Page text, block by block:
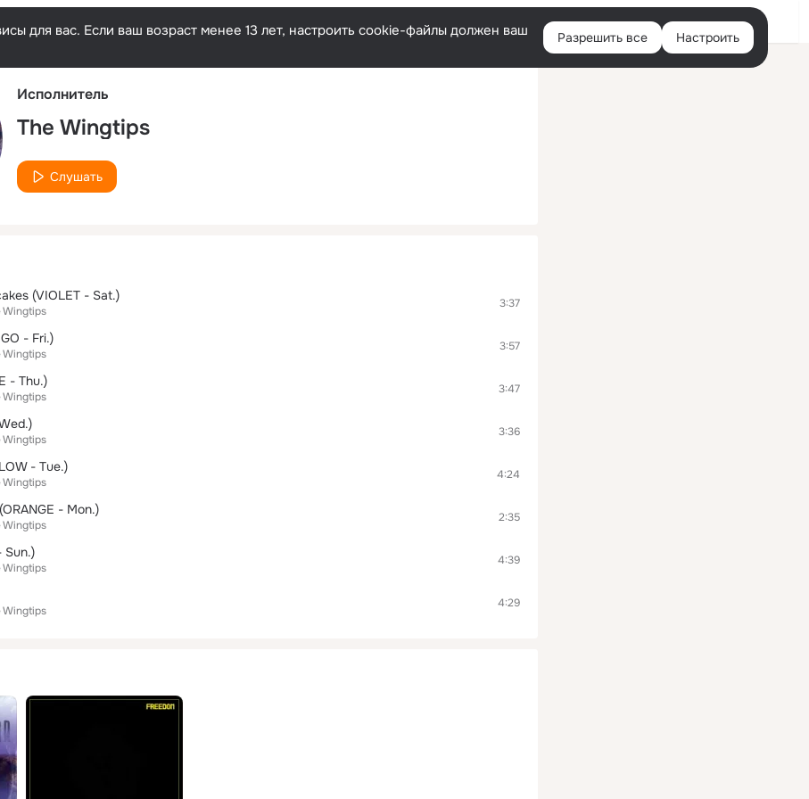
Русский Войти
для вас. Если ваш возраст менее 13 лет, настроить cookie-файлы должен ваш
Разрешить все Настроить
Исполнитель
The Wingtips
Слушать
(VIOLET - Sat.)
Wingtips
3:37
- Fri.)
Wingtips
3:57
- Thu.)
Wingtips
3:47
Wingtips
3:36
- Tue.)
Wingtips
4:24
- Mon.)
Wingtips
2:35
Sun.)
Wingtips
4:39
Wingtips
4:29